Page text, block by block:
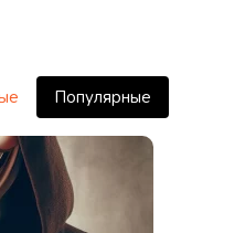
Популярные